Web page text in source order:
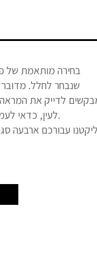
בחירה מותאמת של
שנבחר לחלל.
לדייק את המראה
לעין, כדאי לעמוד על ההבדלים ולייצר התאמה.
עבורכם ארבעה